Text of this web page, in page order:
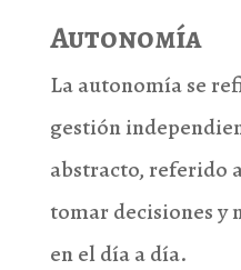
Autonomía
La autonomía se
gestión
abstracto, referido
tomar decisiones y
en el día a día.